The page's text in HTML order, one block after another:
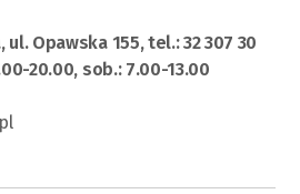
Opawska 155, tel.: 32 307 30
20.00, sob.: 7.00-13.00